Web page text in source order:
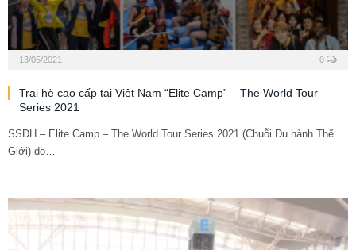
13/05/2021 0
Trại hè cao cấp tại Việt Nam “Elite Camp” – The World Tour
Series 2021
SSDH – Elite Camp – The World Tour Series 2021 (Chuỗi Du hành Thế
Giới) do…